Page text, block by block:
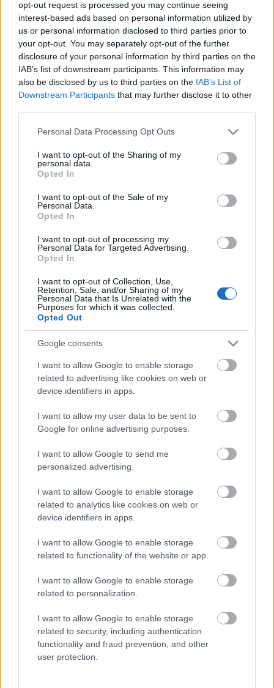
opt-out request is processed you may continue seeing
interest-based ads based on personal information utilized by
us or personal information disclosed to third parties prior to
your opt-out. You may separately opt-out of the further
disclosure of your personal information by third parties on the
IAB’s list of downstream participants. This information may
also be disclosed by us to third parties on the IAB’s List of
Downstream Participants that may further disclose it to other
Please note that this website/app uses one or more Google
not limited to your visit or usage behaviour. You may click to
grant or deny consent to Google and its third-party tags to
use your data for below specified purposes in below Google
consent section.
Personal Data Processing Opt Outs
I want to opt-out of the Sharing of my
personal data.
Opted In
I want to opt-out of the Sale of my
Personal Data.
Opted In
I want to opt-out of processing my
Personal Data for Targeted Advertising.
Opted In
I want to opt-out of Collection, Use,
Retention, Sale, and/or Sharing of my
Personal Data that Is Unrelated with the
Purposes for which it was collected.
Opted Out
Google consents
I want to allow Google to enable storage
related to advertising like cookies on web or
device identifiers in apps.
I want to allow my user data to be sent to
Google for online advertising purposes.
I want to allow Google to send me
personalized advertising.
I want to allow Google to enable storage
related to analytics like cookies on web or
device identifiers in apps.
I want to allow Google to enable storage
related to functionality of the website or app.
I want to allow Google to enable storage
related to personalization.
I want to allow Google to enable storage
related to security, including authentication
functionality and fraud prevention, and other
user protection.
eredménnyel az a bizonyos igazságszolgáltatás a
nyomozást illetően. Pedig az anya azt akar,
igazságot, de nem egyetemes igazságot, hanem azt
a teljesen öncélút, ami csak őt egy pillanatra
megnyugtatná és amivel addig is le tudná kötni a
gondolatait. Nem a világot akarja jobbá tenni,
hiszen az egy szar hely, ezt a város összes lakója
tudja, de még sincs senkinek kedve vagy ideje
dolgokon és addig is valami pótcselekvésben kiélni
magát, hogy teljen az idő. A bosszú a válasz ilyenkor;
nem jó, nem rossz, de teljesen logikus.
mutatja be rendkívül jól ez a film, amihez nem csak
azért van akkorra tehetsége, mert hibátlanok a
komplexek, annyira kegyetlenek és annyira
kegyetlen amin keresztülmentek és olyan maró a
felfoghatatlan boldogság is a zsebükben és nehéz
egyszerre nem azonosulni senkivel, aztán meg
mindenkivel. Az amúgy olyan könnyen véleményt
mondó embereket egészen lazán szorítja a sarokba
és a legelemibb fegyverét veszi el a nézőtől a film,
méghozzá azt, hogy ítéletet mondjon bárki fölött. A
viszonyrendszerek, a párbeszédek és minden
mozdulat olyan pontosan van megírva, hogy semmi
hiányérzete nem marad az embernek. Nagyon jó
kiszámíthatatlan ami történik benne, hanem néha az
is ugyanolyan meglepő tud lenni, hogy nem történik
Frances McDormand, Woody Harrelson, Sam
Rockwell, de még Peter Dinklage is a csúcson van a
szerepekben. Nem csoda, hogy az első három név ott
is van az Oscar-jelöltek közt. Arra már nem is marad
idő, hogy azon ámuldozzunk, mennyire jól
válogatták össze a zenét és milyen ügyesek benne a
képek.
A Három óriásplakát Ebbing határában egészen
biztosan klasszikus lesz és nem lesz elég egyszer
ember, ha jó filmmel akarja tölteni az estét. Ezen a
mozin lehet hangosan röhögni, halkan sírni és a
végén, egészen abszurd módon, mégis valami őrült
megnyugvást találni.